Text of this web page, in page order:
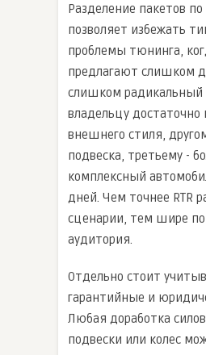
Разделение пакетов
позволяет избежать
проблемы тюнинга,
предлагают слишком
слишком радикальный
владельцу достаточно
внешнего стиля,
подвеска, третьему -
комплексный
дней. Чем точнее RTR
сценарии, тем шире
аудитория.
Отдельно стоит
гарантийные и
Любая доработка
подвески или колес